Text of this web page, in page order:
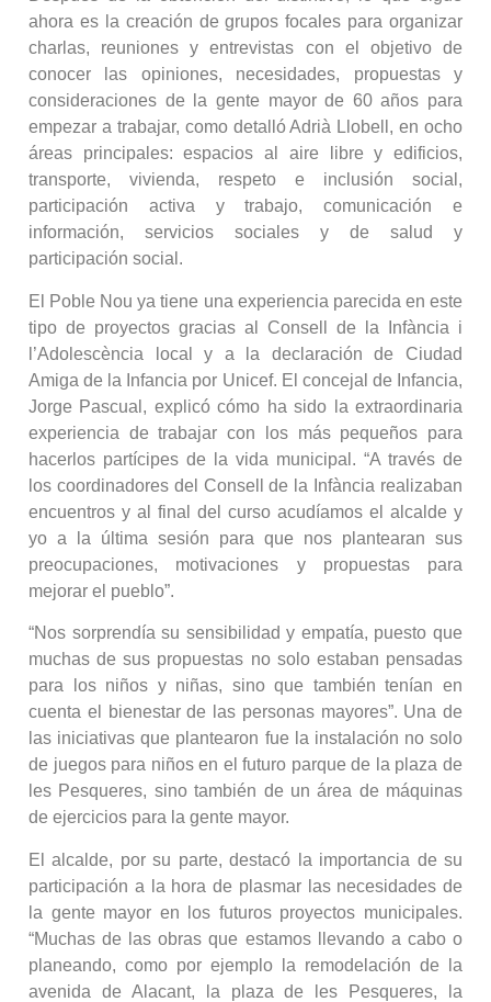
ahora es la creación de grupos focales para organizar
charlas, reuniones y entrevistas con el objetivo de
conocer las opiniones, necesidades, propuestas y
consideraciones de la gente mayor de 60 años para
empezar a trabajar, como detalló Adrià Llobell, en ocho
áreas principales: espacios al aire libre y edificios,
transporte, vivienda, respeto e inclusión social,
participación activa y trabajo, comunicación e
información, servicios sociales y de salud y
participación social.
El Poble Nou ya tiene una experiencia parecida en este
tipo de proyectos gracias al Consell de la Infància i
l’Adolescència local y a la declaración de Ciudad
Amiga de la Infancia por Unicef. El concejal de Infancia,
Jorge Pascual, explicó cómo ha sido la extraordinaria
experiencia de trabajar con los más pequeños para
hacerlos partícipes de la vida municipal. “A través de
los coordinadores del Consell de la Infància realizaban
encuentros y al final del curso acudíamos el alcalde y
yo a la última sesión para que nos plantearan sus
preocupaciones, motivaciones y propuestas para
mejorar el pueblo”.
“Nos sorprendía su sensibilidad y empatía, puesto que
muchas de sus propuestas no solo estaban pensadas
para los niños y niñas, sino que también tenían en
cuenta el bienestar de las personas mayores”. Una de
las iniciativas que plantearon fue la instalación no solo
de juegos para niños en el futuro parque de la plaza de
les Pesqueres, sino también de un área de máquinas
de ejercicios para la gente mayor.
El alcalde, por su parte, destacó la importancia de su
participación a la hora de plasmar las necesidades de
la gente mayor en los futuros proyectos municipales.
“Muchas de las obras que estamos llevando a cabo o
planeando, como por ejemplo la remodelación de la
avenida de Alacant, la plaza de les Pesqueres, la